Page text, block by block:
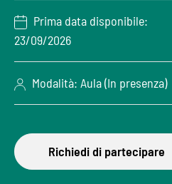
Prima data disponibile:
23/09/2026
Modalità: Aula (In presenza)
Richiedi di partecipare